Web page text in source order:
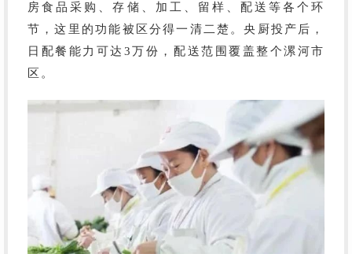
房食品采购、存储、加工、留样、配送等各个环
节，这里的功能被区分得一清二楚。央厨投产后，
日配餐能力可达3万份，配送范围覆盖整个漯河市
区。